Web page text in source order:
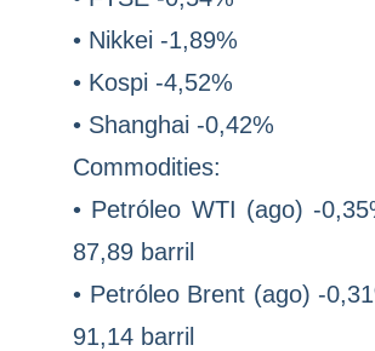
• Nikkei -1,89%
• Kospi -4,52%
• Shanghai -0,42%
Commodities:
• Petróleo WTI (ago) -
87,89 barril
• Petróleo Brent (ago) -
91,14 barril